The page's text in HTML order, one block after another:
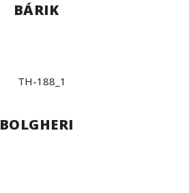
BÁRIK
BOLGHERI